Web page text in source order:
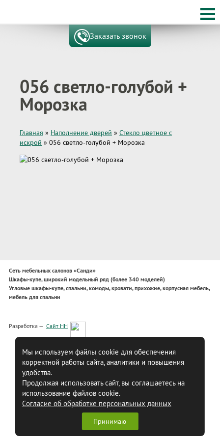
Заказать звонок
056 светло-голубой +
Морозка
Главная » Наполнение дверей » Стекло цветное с
искрой » 056 светло-голубой + Морозка
Сеть мебельных салонов «Санди»
Шкафы-купе, широкий модельный ряд (более 340 моделей)
Угловые шкафы-купе, спальни, комоды, кровати, прихожие, корпусная мебель,
мебель для спальни
Разработка — Сайт НН
Мы используем файлы cookie для обеспечения
корректной работы сайта, аналитики и повышения
удобства.
Продолжая использовать сайт, вы соглашаетесь на
использование файлов cookie.
Согласие об обработке персональных данных
Принимаю